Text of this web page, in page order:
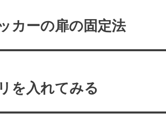
カーの扉の固定法
を入れてみる